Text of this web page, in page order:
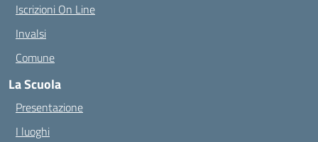
Iscrizioni On Line
Invalsi
Comune
La Scuola
Presentazione
I luoghi